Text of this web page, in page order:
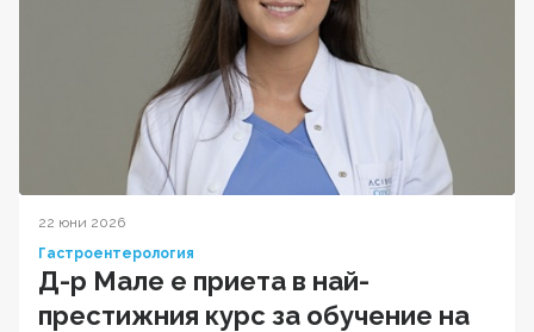
22 юни 2026
Гастроентерология
Д-р Мале е приета в най-
престижния курс за обучение на